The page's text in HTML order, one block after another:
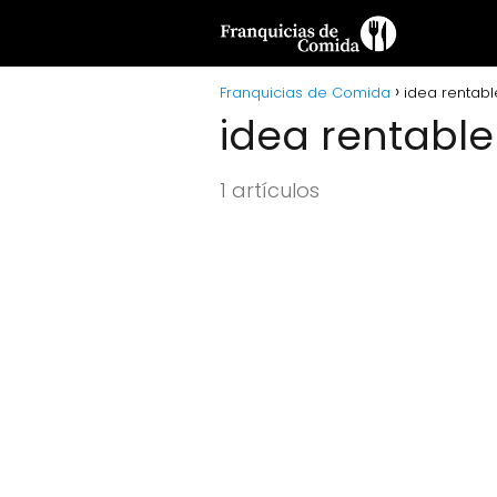
Franquicias de Comida idea
idea rentable
1 artículos